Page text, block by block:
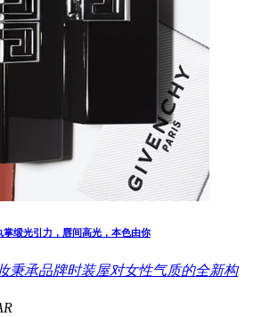
缎光引力，唇间高光，本色由你
秉承品牌时装屋对女性气质的全新构